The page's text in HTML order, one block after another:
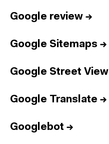
Google review →
Google Sitemaps →
Google Street View
Google Translate →
Googlebot →